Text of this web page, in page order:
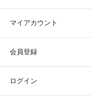
マイアカウント
会員登録
ログイン